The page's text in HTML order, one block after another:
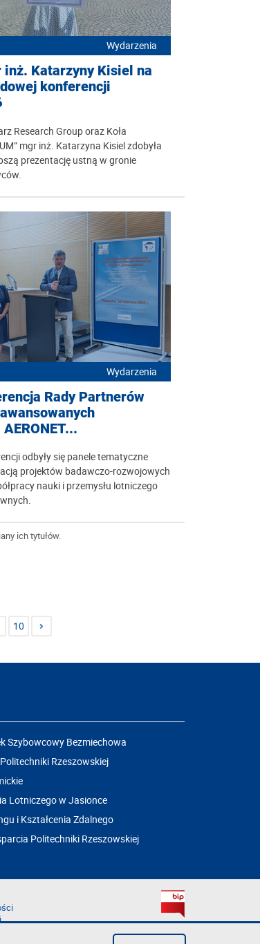
Wydarzenia
inż. Katarzyny Kisiel na
konferencji
Research Group oraz Koła
mgr inż. Katarzyna Kisiel zdobyła
prezentację ustną w gronie
Wydarzenia
Rady Partnerów
odbyły się panele tematyczne
projektów badawczo-rozwojowych
nauki i przemysłu lotniczego
ich tytułów.
10
Szybowcowy Bezmiechowa
Rzeszowskiej
Lotniczego w Jasionce
i Kształcenia Zdalnego
Politechniki Rzeszowskiej